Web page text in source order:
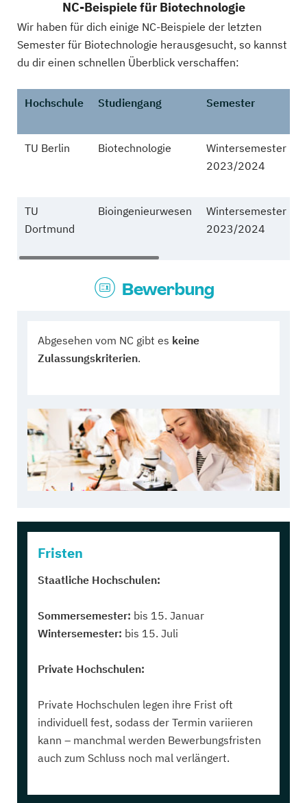
NC-Beispiele für Biotechnologie
Wir haben für dich einige NC-Beispiele der letzten
Semester für Biotechnologie herausgesucht, so kannst
du dir einen schnellen Überblick verschaffen:
Hochschule Studiengang Semester
TU Berlin Biotechnologie
Wintersemester
2023/2024
TU
Dortmund
Bioingenieurwesen
Wintersemester
2023/2024
Bewerbung
Abgesehen vom NC gibt es keine
Zulassungskriterien.
Fristen
Staatliche Hochschulen:
Sommersemester: bis 15. Januar
Wintersemester: bis 15. Juli
Private Hochschulen:
Private Hochschulen legen ihre Frist oft
individuell fest, sodass der Termin variieren
kann – manchmal werden Bewerbungsfristen
auch zum Schluss noch mal verlängert.